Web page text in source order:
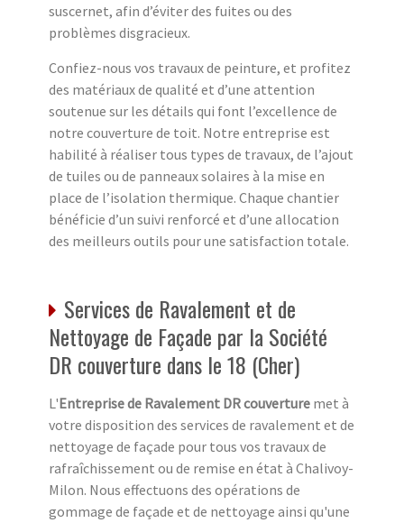
suscernet, afin d’éviter des fuites ou des
problèmes disgracieux.
Confiez-nous vos travaux de peinture, et profitez
des matériaux de qualité et d’une attention
soutenue sur les détails qui font l’excellence de
notre couverture de toit. Notre entreprise est
habilité à réaliser tous types de travaux, de l’ajout
de tuiles ou de panneaux solaires à la mise en
place de l’isolation thermique. Chaque chantier
bénéficie d’un suivi renforcé et d’une allocation
des meilleurs outils pour une satisfaction totale.
Services de Ravalement et de
Nettoyage de Façade par la Société
DR couverture dans le 18 (Cher)
L'Entreprise de Ravalement DR couverture met à
votre disposition des services de ravalement et de
nettoyage de façade pour tous vos travaux de
rafraîchissement ou de remise en état à Chalivoy-
Milon. Nous effectuons des opérations de
gommage de façade et de nettoyage ainsi qu'une